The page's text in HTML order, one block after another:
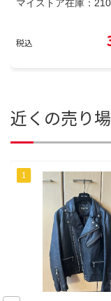
マイストア在庫：
税込
近くの売り